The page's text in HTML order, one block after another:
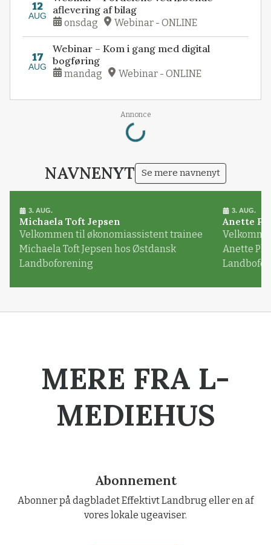
AUG
Webinar – Fordelene ved løbende
onsdag Webinar - ONLINE
Webinar – Kom i gang med digital
mandag Webinar - ONLINE
Annonce
Loading...
NAVNENYT
3. AUG.
Michaela Toft Jepsen
Velkommen til økonomiassistent trainee
Michaela Toft Jepsen hos Østdansk
Landboforening
3. AUG.
Anette
MERE FRA L-
MEDIEHUS
Abonnement
Abonner på dagbladet Effektivt Landbrug eller en af